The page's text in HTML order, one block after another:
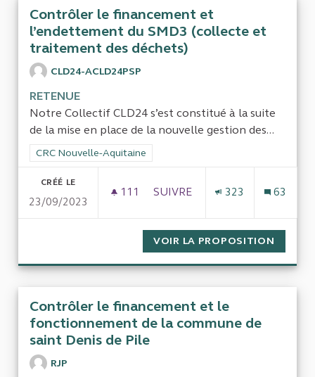
Contrôler le financement et
l’endettement du SMD3 (collecte et
traitement des déchets)
CLD24-ACLD24PSP
RETENUE
Notre Collectif CLD24 s’est constitué à la suite
de la mise en place de la nouvelle gestion des...
Filtrer les résultats de la catégorie : CRC Nouvelle-Aquitaine
CRC Nouvelle-Aquitaine
CRÉÉ LE
23/09/2023
111 111 ABONNÉS
SUIVRE
323 63
VOIR LA PROPOSITION
Contrôler le financement et le
fonctionnement de la commune de
saint Denis de Pile
RJP